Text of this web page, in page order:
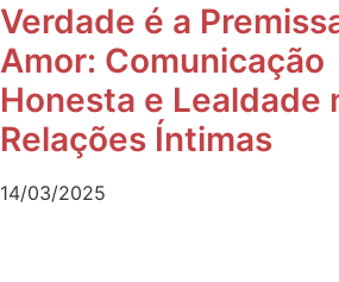
Verdade é a
Amor: Comunicação
Honesta e Lealdade
Relações Íntimas
14/03/2025